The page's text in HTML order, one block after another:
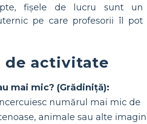
fișele de lucru sunt un
pe care profesorii îl pot
de activitate
mai mic? (Grădiniță):
numărul mai mic de
animale sau alte